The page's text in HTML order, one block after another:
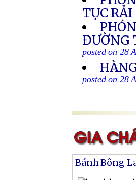
TỤC
ĐƯỜNG
posted on 28
posted on 28
Bánh Bông